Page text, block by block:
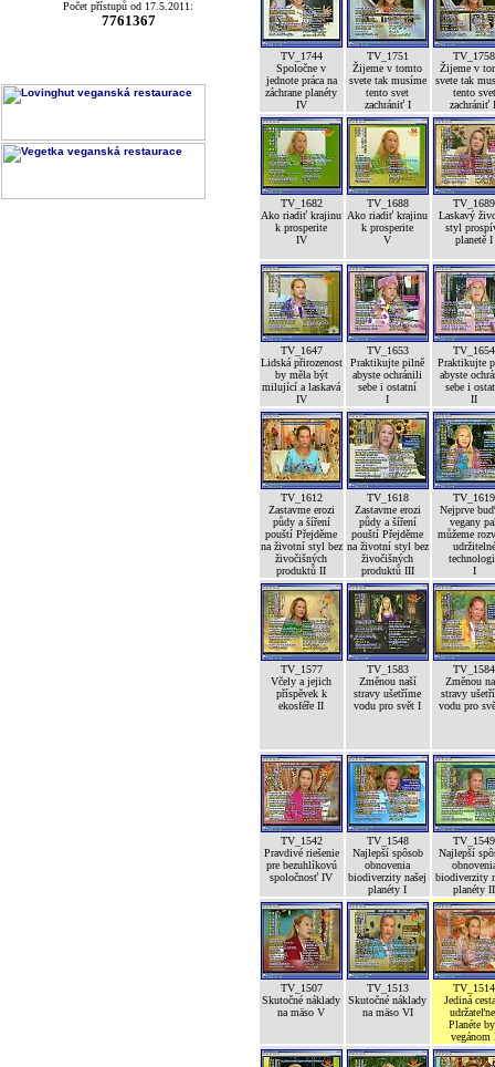
Počet přístupů od 17.5.2011:
7761367
TV_1744
Spoločne v
jednote práca na
záchrane planéty
IV
TV_1751
Žijeme v tomto
svete tak musíme
tento svet
zachrániť I
TV_1758
Žijeme v
svete tak
tento svet
zachrániť
TV_1682
Ako riadiť krajinu
k prosperite
IV
TV_1688
Ako riadiť krajinu
k prosperite
V
TV_1689
Laskavý
styl
planetě I
TV_1647
Lidská přirozenost
by měla být
milující a laskavá
IV
TV_1653
Praktikujte pilně
abyste ochránili
sebe i ostatní
I
TV_1654
Praktikujte
abyste
sebe i
II
TV_1612
Zastavme erozi
půdy a šíření
pouští Přejděme
na životní styl bez
živočišných
produktů II
TV_1618
Zastavme erozi
půdy a šíření
pouští Přejděme
na životní styl bez
živočišných
produktů III
TV_1619
Nejprve
vegany
můžeme
udržitelné
I
TV_1577
Včely a jejich
příspěvek k
ekosféře II
TV_1583
Změnou naší
stravy ušetříme
vodu pro svět I
TV_1584
Změnou
stravy
vodu pro
TV_1542
Pravdivé riešenie
pre bezuhlíkovú
spoločnosť IV
TV_1548
Najlepší spôsob
obnovenia
biodiverzity našej
planéty I
TV_1549
Najlepší
biodiverzity
planéty II
TV_1507
Skutočné náklady
na mäso V
TV_1513
Skutočné náklady
na mäso VI
TV_1514
Jediná
Planéte
vegánom